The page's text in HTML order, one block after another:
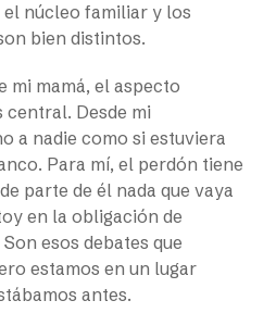
núcleo familiar y los
bien distintos.
mi mamá, el aspecto
Desde mi
a nadie como si estuviera
Para mí, el perdón tiene
parte de él nada que vaya
en la obligación de
esos debates que
estamos en un lugar
antes.